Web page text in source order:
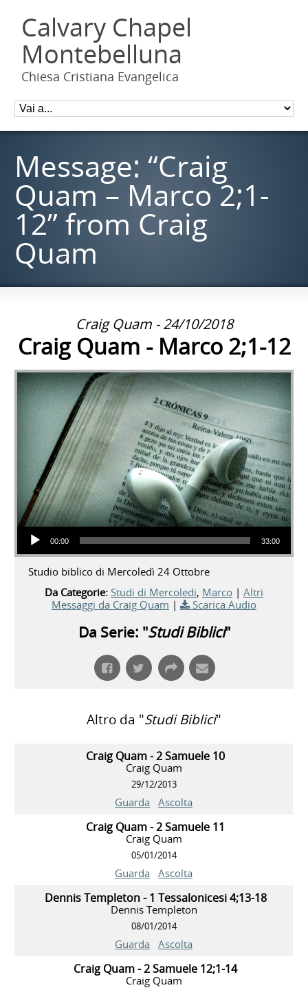
Calvary Chapel
Montebelluna
Chiesa Cristiana Evangelica
Message: “Craig
Quam – Marco 2;1-
12” from Craig
Quam
Craig Quam - 24/10/2018
Craig Quam - Marco 2;1-12
Audio Player
00:00 33:00
Studio biblico di Mercoledì 24 Ottobre
Da Categorie: Studi di Mercoledi, Marco | Altri
Messaggi da Craig Quam | Scarica Audio
Da Serie: "Studi Biblici"
Altro da "Studi Biblici"
Craig Quam - 2 Samuele 10
Craig Quam
29/12/2013
Guarda Ascolta
Craig Quam - 2 Samuele 11
Craig Quam
05/01/2014
Guarda Ascolta
Dennis Templeton - 1 Tessalonicesi 4;13-18
Dennis Templeton
08/01/2014
Guarda Ascolta
Craig Quam - 2 Samuele 12;1-14
Craig Quam